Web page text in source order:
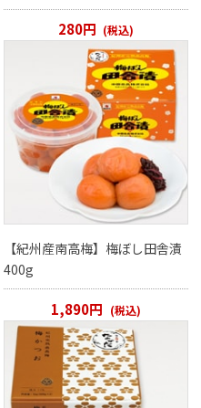
280円 (税込)
【紀州産南高梅】梅ぼし田舎漬
400g
1,890円 (税込)